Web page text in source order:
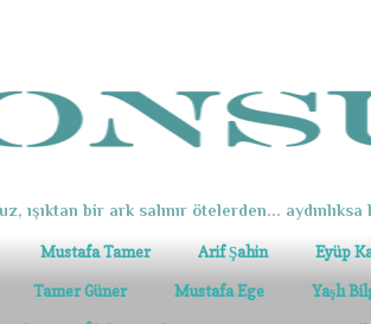
ışıktan bir ark salınır ötelerden... aydınlıksa
Mustafa Tamer Arif Şahin Eyüp
Tamer Güner Mustafa Ege Yaşlı